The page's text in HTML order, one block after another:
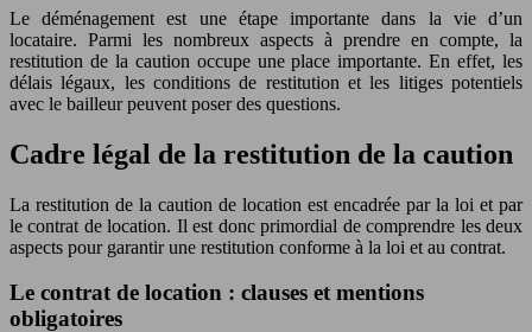
Le déménagement est une étape importante dans la vie d’un
locataire. Parmi les nombreux aspects à prendre en compte, la
restitution de la caution occupe une place importante. En effet, les
délais légaux, les conditions de restitution et les litiges potentiels
avec le bailleur peuvent poser des questions.
Cadre légal de la restitution de la caution
La restitution de la caution de location est encadrée par la loi et par
le contrat de location. Il est donc primordial de comprendre les deux
aspects pour garantir une restitution conforme à la loi et au contrat.
Le contrat de location : clauses et mentions
obligatoires